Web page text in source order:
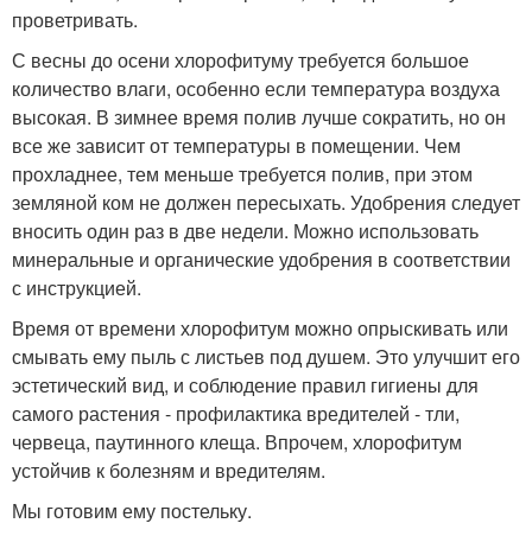
проветривать.
С весны до осени хлорофитуму требуется большое
количество влаги, особенно если температура воздуха
высокая. В зимнее время полив лучше сократить, но он
все же зависит от температуры в помещении. Чем
прохладнее, тем меньше требуется полив, при этом
земляной ком не должен пересыхать. Удобрения следует
вносить один раз в две недели. Можно использовать
минеральные и органические удобрения в соответствии
с инструкцией.
Время от времени хлорофитум можно опрыскивать или
смывать ему пыль с листьев под душем. Это улучшит его
эстетический вид, и соблюдение правил гигиены для
самого растения - профилактика вредителей - тли,
червеца, паутинного клеща. Впрочем, хлорофитум
устойчив к болезням и вредителям.
Мы готовим ему постельку.